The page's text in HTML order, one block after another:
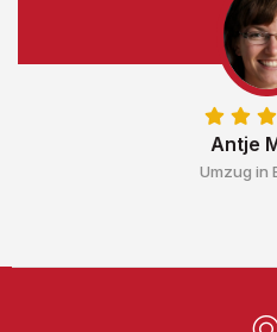
Antje
Umzug in